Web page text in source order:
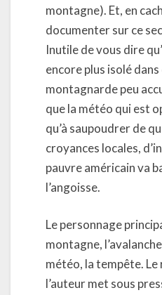
montagne). Et, en
documenter sur ce
Inutile de vous dire
encore plus isolé
montagnarde peu
que la météo qui est
qu’à saupoudrer de
croyances locales,
pauvre américain va
l’angoisse.
Le personnage
montagne,
météo, la tempête.
l’auteur met sous